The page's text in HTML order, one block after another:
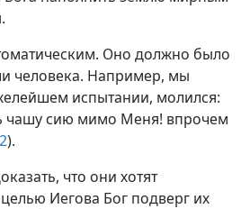
Оно должно было
человека. Например, мы
испытании, молился:
чашу сию мимо Меня! впрочем
).
что они хотят
Иегова Бог подверг их